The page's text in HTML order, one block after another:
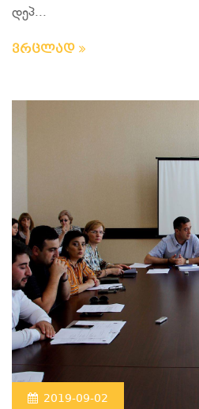
დეპ...
ვრცლად
2019-09-02